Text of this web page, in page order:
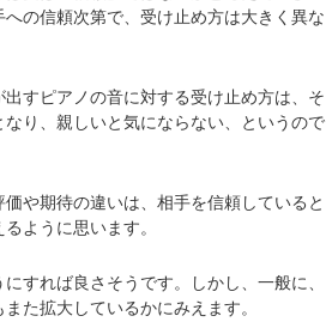
の信頼次第で、受け止め方は大きく異な
すピアノの音に対する受け止め方は、そ
り、親しいと気にならない、というので
や期待の違いは、相手を信頼していると
ように思います。
すれば良さそうです。しかし、一般に、
た拡大しているかにみえます。